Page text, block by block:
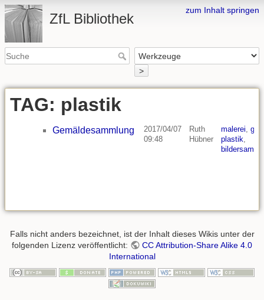
zum Inhalt springen
ZfL Bibliothek
>
TAG: plastik
Gemäldesammlung
2017/04/07
09:48
Ruth
Hübner
malerei,
plastik,
Falls nicht anders bezeichnet, ist der Inhalt dieses Wikis unter der
folgenden Lizenz veröffentlicht:
CC Attribution-Share Alike 4.0
International